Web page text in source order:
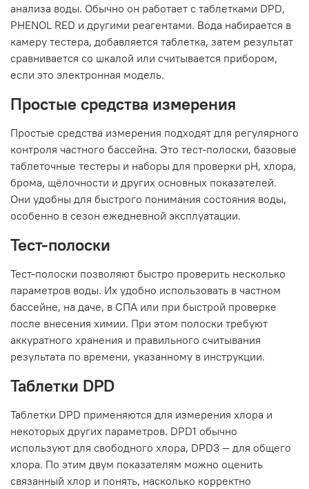
анализа воды. Обычно он работает с таблетками DPD,
PHENOL RED и другими реагентами. Вода набирается в
камеру тестера, добавляется таблетка, затем результат
сравнивается со шкалой или считывается прибором,
если это электронная модель.
Простые средства измерения
Простые средства измерения подходят для регулярного
контроля частного бассейна. Это тест-полоски, базовые
таблеточные тестеры и наборы для проверки pH, хлора,
брома, щёлочности и других основных показателей.
Они удобны для быстрого понимания состояния воды,
особенно в сезон ежедневной эксплуатации.
Тест-полоски
Тест-полоски позволяют быстро проверить несколько
параметров воды. Их удобно использовать в частном
бассейне, на даче, в СПА или при быстрой проверке
после внесения химии. При этом полоски требуют
аккуратного хранения и правильного считывания
результата по времени, указанному в инструкции.
Таблетки DPD
Таблетки DPD применяются для измерения хлора и
некоторых других параметров. DPD1 обычно
используют для свободного хлора, DPD3 — для общего
хлора. По этим двум показателям можно оценить
связанный хлор и понять, насколько корректно